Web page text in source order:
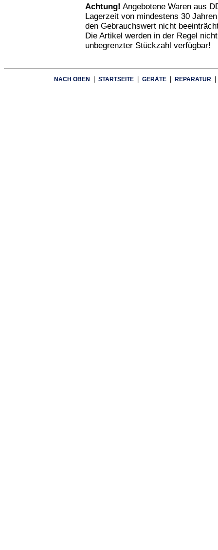
Achtung! Angebotene Waren aus
Lagerzeit von mindestens 30
den Gebrauchswert nicht
Die Artikel werden in der Regel
unbegrenzter Stückzahl verfügbar!
NACH OBEN STARTSEITE GERÄTE REPARATUR